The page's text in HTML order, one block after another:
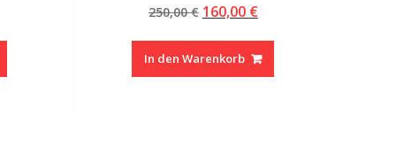
€.
250,00€ Ursprünglicher
war:
250,00 €
160,00 €Aktueller
160,00 €.
In den Warenkorb